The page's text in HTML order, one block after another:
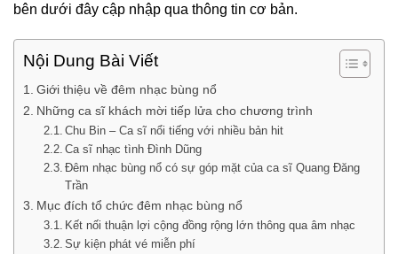
bên dưới đây cập nhập qua thông tin cơ bản.
Nội Dung Bài Viết
Giới thiệu về đêm nhạc bùng nổ
Những ca sĩ khách mời tiếp lửa cho chương trình
Chu Bin – Ca sĩ nổi tiếng với nhiều bản hit
Ca sĩ nhạc tình Đình Dũng
Đêm nhạc bùng nổ có sự góp mặt của ca sĩ Quang Đăng
Trần
Mục đích tổ chức đêm nhạc bùng nổ
Kết nối thuận lợi cộng đồng rộng lớn thông qua âm nhạc
Sự kiện phát vé miễn phí